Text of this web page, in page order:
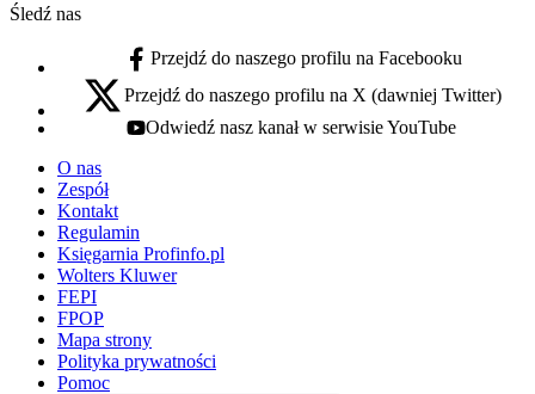
Śledź nas
facebook - otwiera się w nowej karcie
Przejdź do naszego profilu na Facebooku
x - otwiera się w nowej karcie
Przejdź do naszego profilu na X (dawniej Twitter)
youtube - otwiera się w nowej karcie
Odwiedź nasz kanał w serwisie YouTube
O nas
Zespół
Kontakt
Regulamin
Księgarnia Profinfo.pl
Wolters Kluwer
FEPI
FPOP
Mapa strony
Polityka prywatności
Pomoc